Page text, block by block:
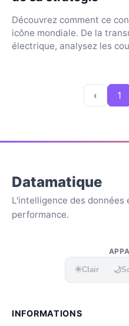
Découvrez comment ce
icône mondiale. De la
électrique, analysez les
‹ 1
Datamatique
L'intelligence des
performance.
☀️Clair 🌙
INFORMATIONS